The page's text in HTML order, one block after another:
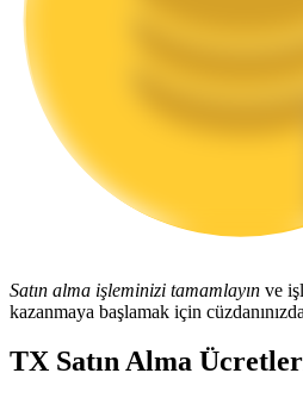
Launchpool
Popüler token'lar kazanmak için
Satın alma işleminizi tamamlayın ve
kazanmaya başlamak için
TX Satın Alma